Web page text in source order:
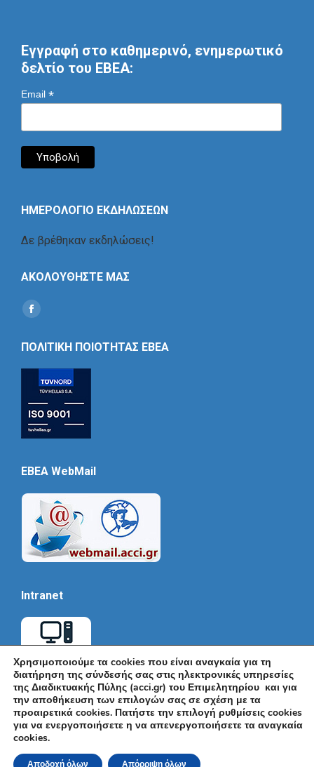
Εγγραφή στο καθημερινό, ενημερωτικό
δελτίο του ΕΒΕΑ:
Email *
ΗΜΕΡΟΛΟΓΙΟ ΕΚΔΗΛΩΣΕΩΝ
Δε βρέθηκαν εκδηλώσεις!
ΑΚΟΛΟΥΘΗΣΤΕ ΜΑΣ
Find us on:
Social
ΠΟΛΙΤΙΚΗ ΠΟΙΟΤΗΤΑΣ ΕΒΕΑ
EBEA WebMail
Intranet
© Εμπορικό και Βιομηχανικό Επιμελητήριο Αθηνών 2026 |
Ακαδημίας 7, ΤΚ: 10671, Αθήνα, Τηλ: +30 210 3604815, e-mail:
Χρησιμοποιούμε τα cookies που είναι αναγκαία για τη
διατήρηση της σύνδεσής σας στις ηλεκτρονικές υπηρεσίες
της Διαδικτυακής Πύλης (acci.gr) του Επιμελητηρίου και για
την αποθήκευση των επιλογών σας σε σχέση με τα
προαιρετικά cookies. Πατήστε την επιλογή ρυθμίσεις cookies
για να ενεργοποιήσετε η να απενεργοποιήσετε τα αναγκαία
cookies.
Αποδοχή όλων Απόρριψη όλων